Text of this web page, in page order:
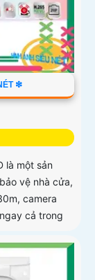
❇
là một sản
vệ nhà cửa,
camera
cả trong